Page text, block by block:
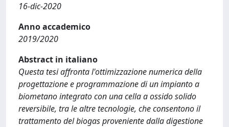
16-dic-2020
Anno accademico
2019/2020
Abstract in italiano
Questa tesi affronta l'ottimizzazione numerica della
progettazione e programmazione di un impianto a
biometano integrato con una cella a ossido solido
reversibile, tra le altre tecnologie, che consentono il
trattamento del biogas proveniente dalla digestione